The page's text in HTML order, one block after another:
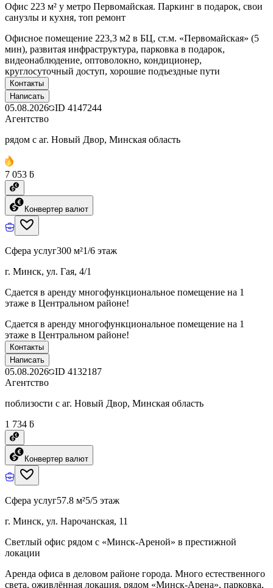
Офис 223 м² у метро Первомайская. Паркинг в подарок, свои
санузлы и кухня, топ ремонт
Офисное помещение 223,3 м2 в БЦ, ст.м. «Первомайская» (5
мин), развитая инфраструктура, парковка в подарок,
видеонаблюдение, оптоволокно, кондиционер,
круглосуточный доступ, хорошие подъездные пути
Контакты
Написать
05.08.2026 ID 4147244
Агентство
рядом с аг. Новый Двор, Минская область
7 053 ƃ
Конвертер валют
Сфера услуг300 м²1/6 этаж
г. Минск, ул. Гая, 4/1
Сдается в аренду многофункциональное помещение на 1
этаже в Центральном районе!
Сдается в аренду многофункциональное помещение на 1
этаже в Центральном районе!
Контакты
Написать
05.08.2026 ID 4132187
Агентство
поблизости с аг. Новый Двор, Минская область
1 734 ƃ
Конвертер валют
Сфера услуг57.8 м²5/5 этаж
г. Минск, ул. Нарочанская, 11
Светлый офис рядом с «Минск-Ареной» в престижной
локации
Аренда офиса в деловом районе города. Много естественного
света, оживлённая локация, рядом «Минск-Арена», парковка,